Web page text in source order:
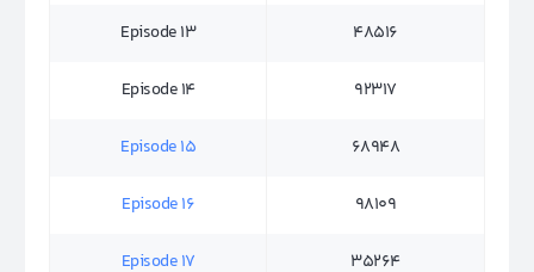
48516
Episode 13
92317
Episode 14
68948
Episode 15
98109
Episode 16
35264
Episode 17